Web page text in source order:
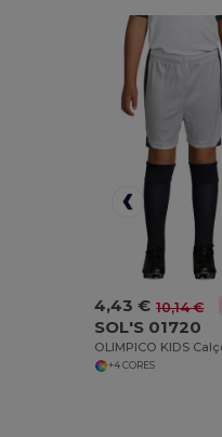
4,43 € 10,14 €
SOL'S 01720
+4 CORES